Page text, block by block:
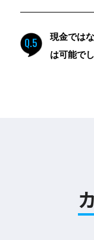
Q.5
現金では
は可能で